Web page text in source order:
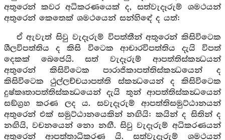
අතුරෙන් කවර අධිකරණයෙක් ද, සත්වැදෑරුම් ශමථයන්
අතුරෙන් කෙතෙක් ශමථයෙන් සන්හිඳේ ද යත්:
ඒ ඇවැත් සිවු වැදෑරුම් විපත්තීන් අතුරෙන් කිසිවිටෙක
ශීලවිපත්තිය ද කිසි විටෙක ආචාරවිපත්තිය දැයි විපත්
දෙකක් බෙජෙයි. සත් වැදෑරුම් ආපත්තිස්කන්‍ධයන්
අතුරෙන් කිසිවිටෙක පාරාජිකාපත්තිස්කන්‍ධයෙන් ද
කිසිවිටෙක ථුල්ලච්චයාපත්ති ස්කන්‍ධයෙන් ද කිසිවිටෙක
දුෂ්කෘතාපත්තිස්කන්‍ධයෙන් දැයි තුන් ආපත්තිස්කන්‍ධයෙන්
සඞ්ග්‍රහ කරණ ලද ය. සවැදෑරුම් ආපත්තිසමුට්ඨානයන්
අතුරෙන් එක් සමුට්ඨානයෙකින් නඟියි: කයින් ද සිතින් ද
නඟියි, වචනයෙන් නො නඟී. සිවු වැදෑරුම් අධිකරණයන්
අතුරෙන් ආපත්තාධිකරණ යි. සත්වැදෑරුම් ශමථයන්